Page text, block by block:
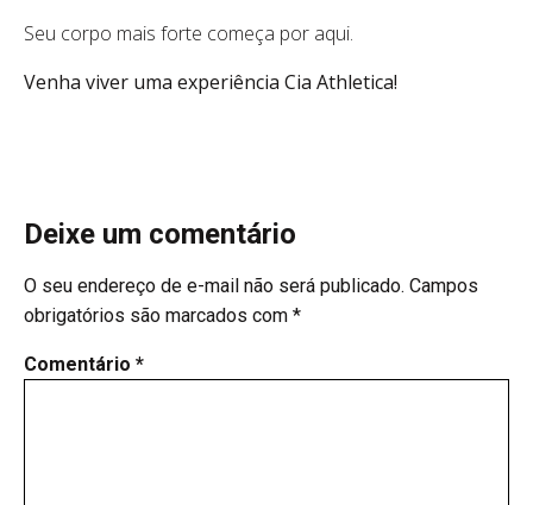
Seu corpo mais forte começa por aqui.
Venha viver uma experiência Cia Athletica!
Deixe um comentário
O seu endereço de e-mail não será publicado. Campos
obrigatórios são marcados com *
Comentário *